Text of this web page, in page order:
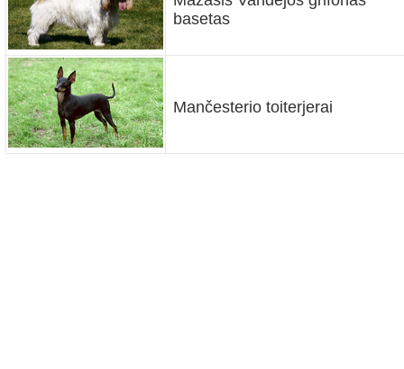
basetas
Mančesterio toiterjerai